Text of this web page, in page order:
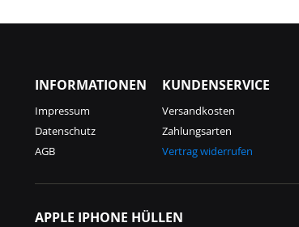
INFORMATIONEN
Impressum
Datenschutz
AGB
KUNDENSERVICE
Versandkosten
Zahlungsarten
Vertrag widerrufen
APPLE IPHONE HÜLLEN